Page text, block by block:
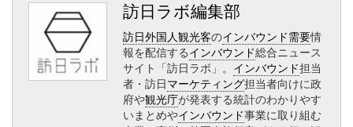
訪日ラボ編集部
訪日外国人観光客のインバウンド需要情
報を配信するインバウンド総合ニュース
サイト「訪日ラボ」。 インバウンド担当
者・訪日マーケティング担当者向けに政
府や観光庁が発表する統計のわかりやす
いまとめやインバウンド事業に取り組む